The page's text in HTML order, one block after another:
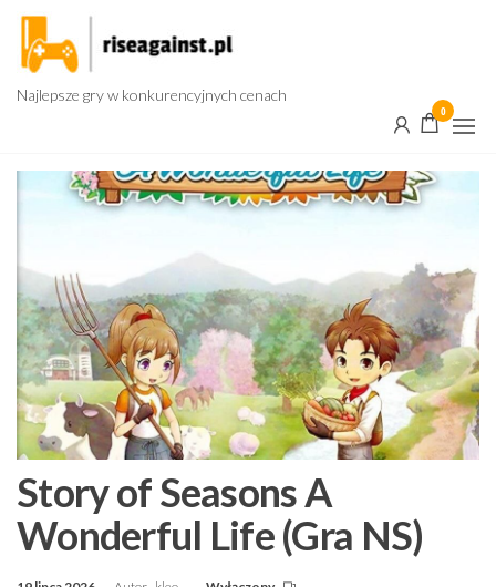
Przejdź
treści
Najlepsze gry w konkurencyjnych cenach
0
Story of Seasons A
Wonderful Life (Gra NS)